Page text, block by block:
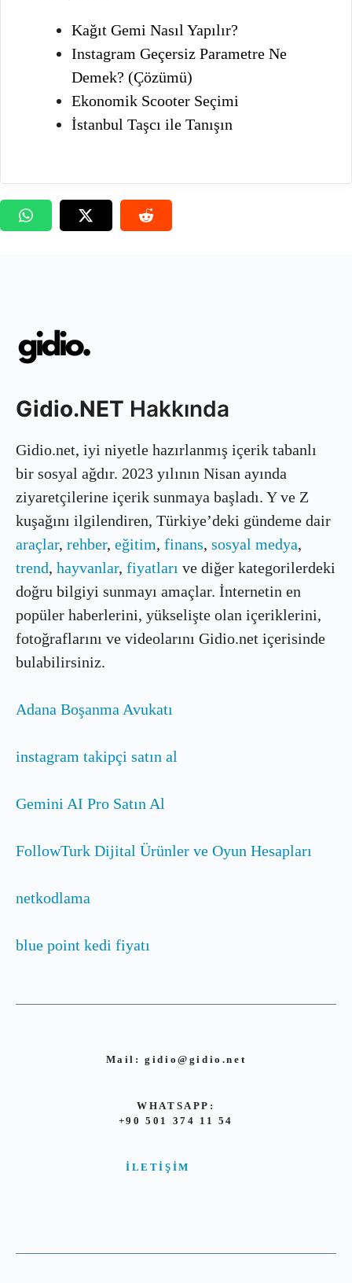
Kağıt Gemi Nasıl Yapılır?
Instagram Geçersiz Parametre Ne
Demek? (Çözümü)
Ekonomik Scooter Seçimi
İstanbul Taşcı ile Tanışın
Gidio.NET Hakkında
Gidio.net, iyi niyetle hazırlanmış içerik tabanlı
bir sosyal ağdır. 2023 yılının Nisan ayında
ziyaretçilerine içerik sunmaya başladı. Y ve Z
kuşağını ilgilendiren, Türkiye’deki gündeme dair
araçlar, rehber, eğitim, finans, sosyal medya,
trend, hayvanlar, fiyatları ve diğer kategorilerdeki
doğru bilgiyi sunmayı amaçlar. İnternetin en
popüler haberlerini, yükselişte olan içeriklerini,
fotoğraflarını ve videolarını Gidio.net içerisinde
bulabilirsiniz.
Adana Boşanma Avukatı
instagram takipçi satın al
Gemini AI Pro Satın Al
FollowTurk Dijital Ürünler ve Oyun Hesapları
netkodlama
blue point kedi fiyatı
Mail: gidio@gidio.net
WHATSAPP:
+90 501 374 11 54
İLETIŞIM